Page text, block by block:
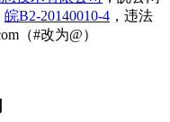
皖B2-20140010-4 ，违法
（#改为@）